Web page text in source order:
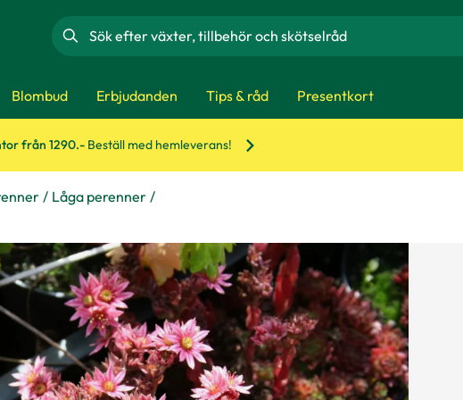
Sök
Blombud Erbjudanden Tips & råd Presentkort
från 1290.- Beställ med hemleverans!
Låga perenner